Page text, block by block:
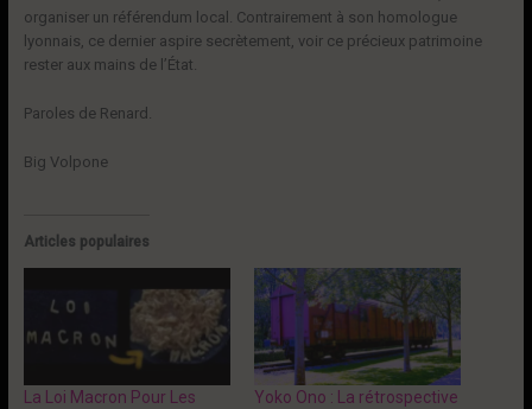
organiser un référendum local. Contrairement à son homologue
lyonnais, ce dernier aspire secrètement, voir ce précieux patrimoine
rester aux mains de l’État.
Paroles de Renard.
Big Volpone
Articles populaires
La Loi Macron Pour Les
Yoko Ono : La rétrospective